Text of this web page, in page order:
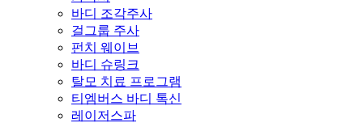
바디 조각주사
걸그룹 주사
펀치 웨이브
바디 슈링크
탈모 치료 프로그램
티엠버스 바디 톡신
레이저스파